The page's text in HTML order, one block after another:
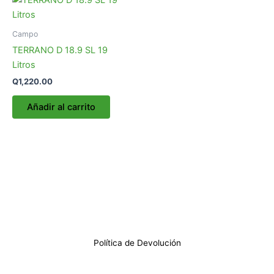
Campo
TERRANO D 18.9 SL 19
Litros
Q1,220.00
Añadir al carrito
Política de Devolución